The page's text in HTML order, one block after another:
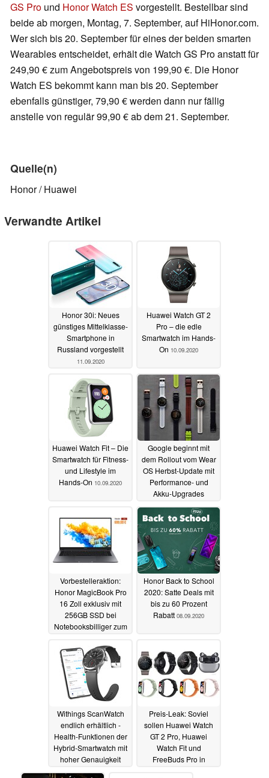
GS Pro und Honor Watch ES vorgestellt. Bestellbar sind
beide ab morgen, Montag, 7. September, auf HiHonor.com.
Wer sich bis 20. September für eines der beiden smarten
Wearables entscheidet, erhält die Watch GS Pro anstatt für
249,90 € zum Angebotspreis von 199,90 €. Die Honor
Watch ES bekommt kann man bis 20. September
ebenfalls günstiger, 79,90 € werden dann nur fällig
anstelle von regulär 99,90 € ab dem 21. September.
Quelle(n)
Honor / Huawei
Verwandte Artikel
Honor 30i: Neues
günstiges Mittelklasse-
Smartphone in
Russland vorgestellt
11.09.2020
Huawei Watch GT 2
Pro – die edle
Smartwatch im Hands-
On 10.09.2020
Huawei Watch Fit – Die
Smartwatch für Fitness-
und Lifestyle im
Hands-On 10.09.2020
Google beginnt mit
dem Rollout vom Wear
OS Herbst-Update mit
Performance- und
Akku-Upgrades
09.09.2020
Vorbestelleraktion:
Honor MagicBook Pro
16 Zoll exklusiv mit
256GB SSD bei
Notebooksbilliger zum
08.09.2020
Honor Back to School
2020: Satte Deals mit
bis zu 60 Prozent
Rabatt 08.09.2020
Withings ScanWatch
endlich erhältlich -
Health-Funktionen der
Hybrid-Smartwatch mit
hoher Genauigkeit
07.09.2020
Preis-Leak: Soviel
sollen Huawei Watch
GT 2 Pro, Huawei
Watch Fit und
FreeBuds Pro in